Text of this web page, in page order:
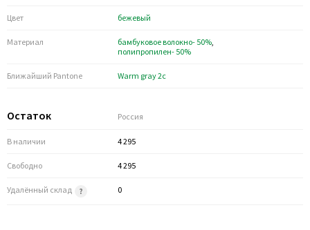
Цвет бежевый
Материал бамбуковое волокно- 50%,
полипропилен- 50%
Ближайший Pantone Warm gray 2c
Остаток Россия
В наличии 4 295
Свободно 4 295
Удалённый склад 0